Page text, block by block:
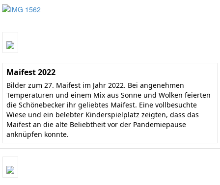
Maifest 2022
Bilder zum 27. Maifest im Jahr 2022. Bei angenehmen
Temperaturen und einem Mix aus Sonne und Wolken feierten
die Schönebecker ihr geliebtes Maifest. Eine vollbesuchte
Wiese und ein belebter Kinderspielplatz zeigten, dass das
Maifest an die alte Beliebtheit vor der Pandemiepause
anknüpfen konnte.